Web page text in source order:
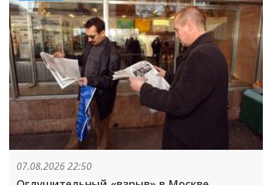
07.08.2026 22:50